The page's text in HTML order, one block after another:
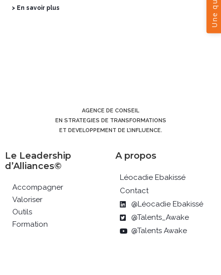
> En savoir plus
AGENCE DE CONSEIL
EN STRATEGIES DE TRANSFORMATIONS
ET DEVELOPPEMENT DE L’INFLUENCE.
Le Leadership
d’Alliances©
Accompagner
Valoriser
Outils
Formation
A propos
Léocadie Ebakissé
Contact
@Léocadie Ebakissé
@Talents_Awake
@Talents Awake